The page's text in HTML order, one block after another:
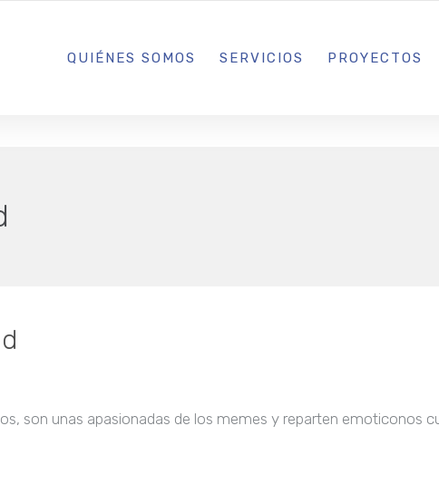
DIGITAL IBIZA · MADRID · BARCELONA
QUIÉNES SOMOS SERVICIOS PROYECTOS
son unas apasionadas de los memes y reparten emoticonos